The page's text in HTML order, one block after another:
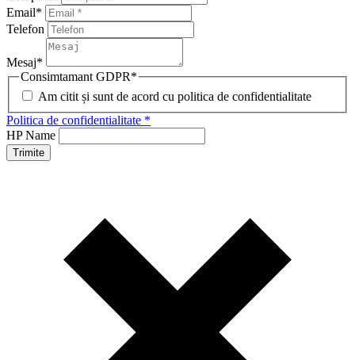
Email*
Telefon
Mesaj*
Consimtamant GDPR*
Am citit și sunt de acord cu politica de confidentialitate
Politica de confidentialitate *
HP Name
Trimite